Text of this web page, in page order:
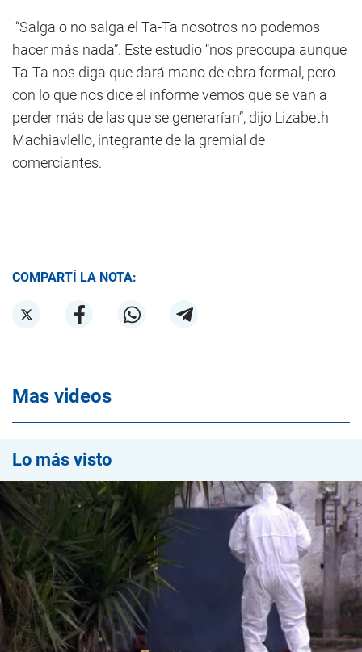
“Salga o no salga el Ta-Ta nosotros no podemos
hacer más nada”. Este estudio “nos preocupa aunque
Ta-Ta nos diga que dará mano de obra formal, pero
con lo que nos dice el informe vemos que se van a
perder más de las que se generarían”, dijo Lizabeth
Machiavlello, integrante de la gremial de
comerciantes.
COMPARTÍ LA NOTA:
Mas videos
Lo más visto